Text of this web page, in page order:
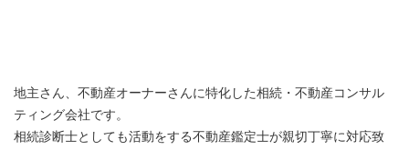
地主さん、不動産オーナーさんに特化した相続・不動産コンサル
ティング会社です。
相続診断士としても活動をする不動産鑑定士が親切丁寧に対応致